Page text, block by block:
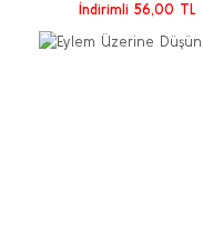
İndirimli 56,00 TL